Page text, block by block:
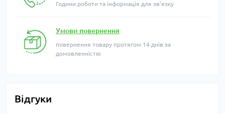
Години роботи та інформація для зв'язку
Умови повернення
повернення товару протягом 14 днів за
домовленністю
Відгуки